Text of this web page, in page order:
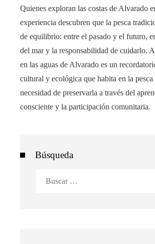
Quienes exploran las costas de Alvarado
experiencia descubren que la pesca
de equilibrio: entre el pasado y el futuro,
del mar y la responsabilidad de cuidarlo.
en las aguas de Alvarado es un
cultural y ecológica que habita en la pesca
necesidad de preservarla a través del
consciente y la participación comunitaria.
Búsqueda